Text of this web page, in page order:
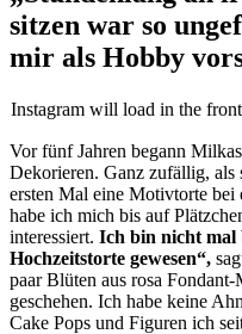
sitzen war so
mir als Hobby
Instagram will load in the
Vor fünf Jahren begann
Dekorieren. Ganz zufällig,
ersten Mal eine Motivtorte
habe ich mich bis auf
interessiert. Ich bin nicht mal
Hochzeitstorte gewesen“,
paar Blüten aus rosa
geschehen. Ich habe keine
Cake Pops und Figuren ich